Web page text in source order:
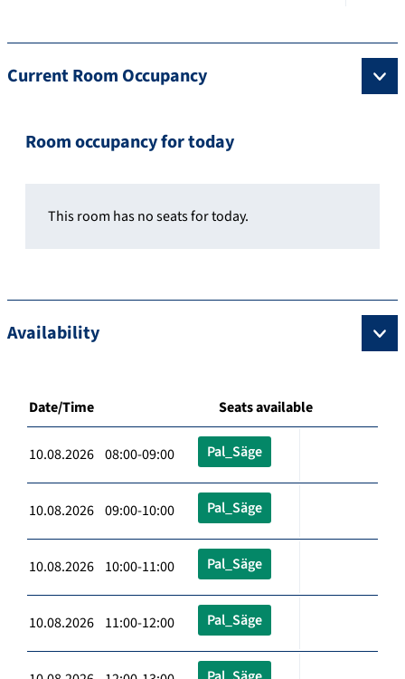
Current Room Occupancy
Room occupancy for today
This room has no seats for today.
Availability
Date/Time Seats available
10.08.2026 08:00-09:00 Pal_Säge
10.08.2026 09:00-10:00 Pal_Säge
10.08.2026 10:00-11:00 Pal_Säge
10.08.2026 11:00-12:00 Pal_Säge